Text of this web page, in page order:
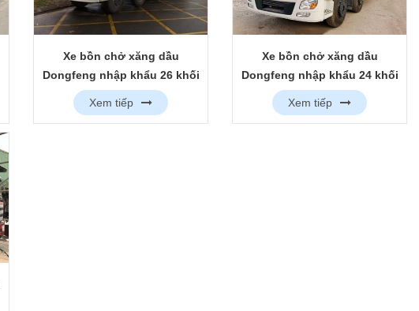
Xe bồn chở xăng dầu
Dongfeng nhập khẩu 26 khối
Xem tiếp
Xe bồn chở xăng dầu
Dongfeng nhập khẩu 24 khối
Xem tiếp